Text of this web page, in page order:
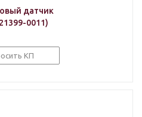
датчик
0011)
КП